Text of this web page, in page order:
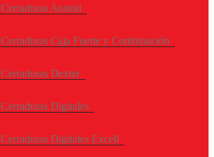
Cerraduras Austral
Cerraduras Caja Fuerte y Combinación
Cerraduras Dexter
Cerraduras Digitales
Cerraduras Digitales Excell